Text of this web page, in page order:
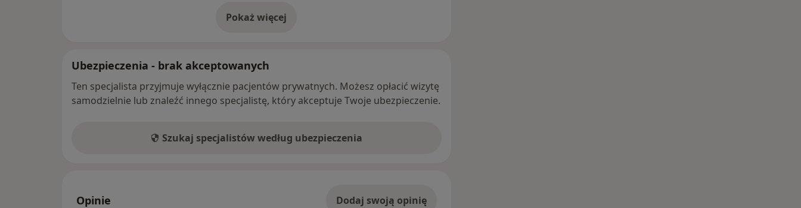
Pokaż więcej
o adresie
Ubezpieczenia - brak akceptowanych
Ten specjalista przyjmuje wyłącznie pacjentów prywatnych. Możesz opłacić wizytę
samodzielnie lub znaleźć innego specjalistę, który akceptuje Twoje ubezpieczenie.
Szukaj specjalistów według ubezpieczenia
Opinie Dodaj swoją opinię